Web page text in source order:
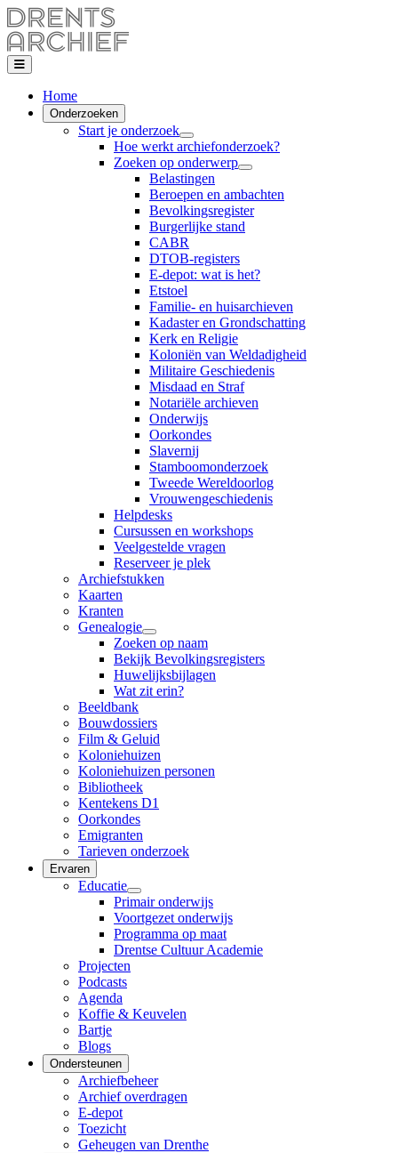
Home
Onderzoeken
Start je onderzoek
Hoe werkt archiefonderzoek?
Zoeken op onderwerp
Belastingen
Beroepen en ambachten
Bevolkingsregister
Burgerlijke stand
CABR
DTOB-registers
E-depot: wat is het?
Etstoel
Familie- en huisarchieven
Kadaster en Grondschatting
Kerk en Religie
Koloniën van Weldadigheid
Militaire Geschiedenis
Misdaad en Straf
Notariële archieven
Onderwijs
Oorkondes
Slavernij
Stamboomonderzoek
Tweede Wereldoorlog
Vrouwengeschiedenis
Helpdesks
Cursussen en workshops
Veelgestelde vragen
Reserveer je plek
Archiefstukken
Kaarten
Kranten
Genealogie
Zoeken op naam
Bekijk Bevolkingsregisters
Huwelijksbijlagen
Wat zit erin?
Beeldbank
Bouwdossiers
Film & Geluid
Koloniehuizen
Koloniehuizen personen
Bibliotheek
Kentekens D1
Oorkondes
Emigranten
Tarieven onderzoek
Ervaren
Educatie
Primair onderwijs
Voortgezet onderwijs
Programma op maat
Drentse Cultuur Academie
Projecten
Podcasts
Agenda
Koffie & Keuvelen
Bartje
Blogs
Ondersteunen
Archiefbeheer
Archief overdragen
E-depot
Toezicht
Geheugen van Drenthe